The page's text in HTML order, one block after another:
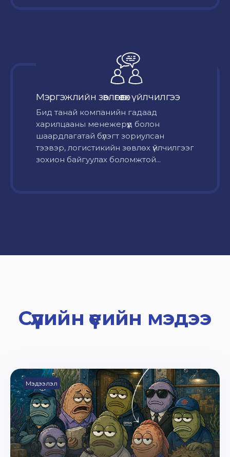
Мэргэжлийн зөвлөгөө өгөх үйлчилгээ
Бид танай компанийн гадаад
харилцааны менежерүүд болон
шаардлагатай бүлэгт зориулсан
тээвэр, логистикийн зөвлөх үйлчилгээг
зохион байгуулах боломжтой...
Сүүлийн үеийн мэдээ
Мэдээлэл